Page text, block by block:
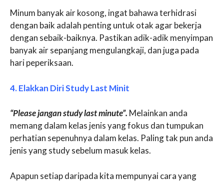
Minum banyak air kosong, ingat bahawa terhidrasi
dengan baik adalah penting untuk otak agar bekerja
dengan sebaik-baiknya. Pastikan adik-adik menyimpan
banyak air sepanjang mengulangkaji, dan juga pada
hari peperiksaan.
4. Elakkan Diri Study Last Minit
“Please jangan study last minute”. Melainkan anda
memang dalam kelas jenis yang fokus dan tumpukan
perhatian sepenuhnya dalam kelas. Paling tak pun anda
jenis yang study sebelum masuk kelas.
Apapun setiap daripada kita mempunyai cara yang